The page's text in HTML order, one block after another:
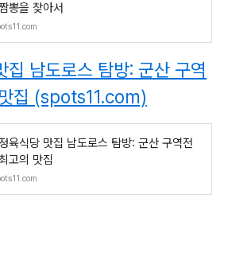
뽕을 찾아서
집 남도로스 탐방: 군산 구역
집 (spots11.com)
육식당 맛집 남도로스 탐방: 군산 구역전
고의 맛집